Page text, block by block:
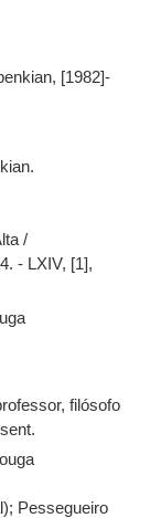
[1982]-
/
- LXIV, [1],
filósofo
; Pessegueiro